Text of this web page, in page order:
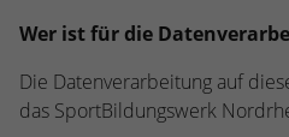
Wer ist für die
Die Datenverarbeitung auf
das SportBildungswerk
installiert. Das
Informationen
Besucher eine
bei der